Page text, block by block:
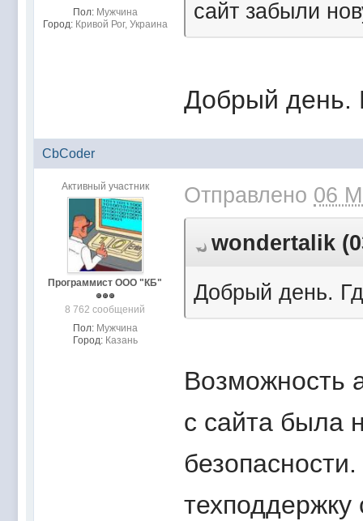
Пол: Мужчина
Город: Кривой Рог, Украина
сайт забыли
Добрый день.
CbCoder
Активный участник
Программист ООО "КБ"
8 762 сообщений
Пол: Мужчина
Город: Казань
Отправлено 06
wondertalik
Добрый день.
Возможность
с сайта была
техподдержку